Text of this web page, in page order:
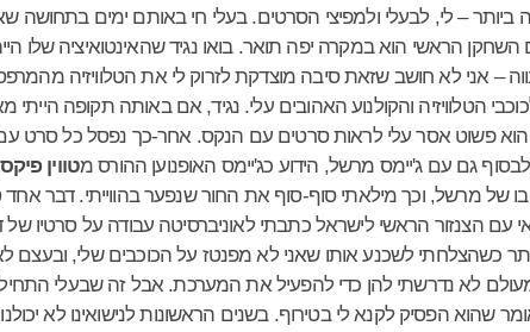
– לי, לבעלי ולמפיצי הסרטים. בעלי חי באותם ימים בתחושה
הראשי הוא במקרה יפה תואר. בואו נגיד שהאינטואיציה שלו
– אני לא חושב שזאת סיבה מוצדקת לזרוק לי את הטלוויזיה
הטלוויזיה והקולנוע האהובים עלי. נגיד, אם באותה תקופה הייתי
פשוט אסר עלי לראות סרטים עם הנקס. אחר-כך נפסל כל סרט
גם עם ג'יימס מרשל, הידוע כג'יימס האופנוען ההורס מטווין פיקס
של מרשל, וכך מילאתי סוף-סוף את החור שנפער בהווייתי. דבר
עם הצנזור הראשי לישראל כתבתי לאוניברסיטה עבודה על סרטיו של
כשהצלחתי לשכנע אותו שאני לא מפנטז על הכוכבים שלי,
לא נדרשתי להן כדי להפעיל את המערכת. אבל זה שבעלי התחיל
שהוא הפסיק לקנא לי בטירוף. בשנים הראשונות לנישואינו לא